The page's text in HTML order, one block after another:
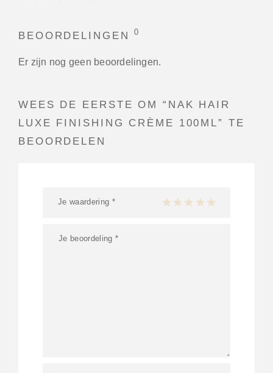
BEOORDELINGEN0
Er zijn nog geen beoordelingen.
WEES DE EERSTE OM “NAK HAIR
LUXE FINISHING CRÈME 100ML” TE
BEOORDELEN
Je waardering * 1 van de 5 sterren
2 van de 5 sterren
3 van de 5 sterren
4 van de 5 sterren